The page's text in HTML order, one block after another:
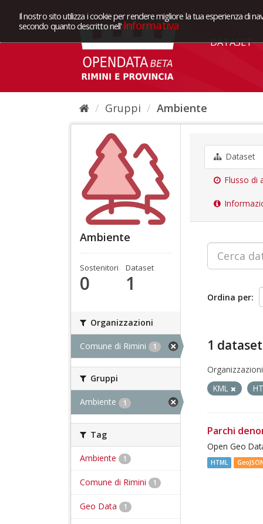
Il nostro sito utilizza i cookie per rendere migliore la tua esperienza di
secondo quanto descritto nell' Informativa
DATASET
Gruppi Ambiente
Ambiente
Sostenitori
0
Dataset
1
Organizzazioni
Comune di Rimini 1
Gruppi
Ambiente 1
Tag
Ambiente 1
Comune di Rimini 1
Geo Data 1
Dataset
Flusso di
Ordina per
1
KML
Parchi
Open Geo
HTML